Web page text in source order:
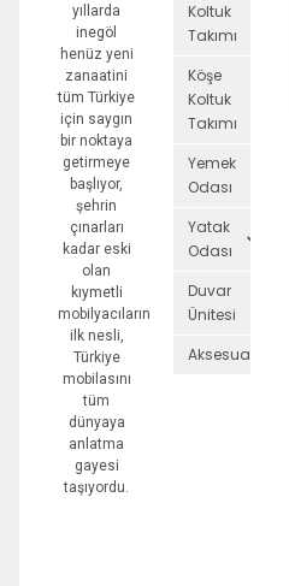
yıllarda
inegöl
henüz yeni
zanaatini
tüm Türkiye
için saygın
bir noktaya
getirmeye
başlıyor,
şehrin
çınarları
kadar eski
olan
kıymetli
mobilyacıların
ilk nesli,
Türkiye
mobilasını
tüm
dünyaya
anlatma
gayesi
taşıyordu.
Koltuk
Takımı
Köşe
Koltuk
Takımı
Yemek
Odası
Yatak
Odası
Duvar
Ünitesi
Aksesuarlar